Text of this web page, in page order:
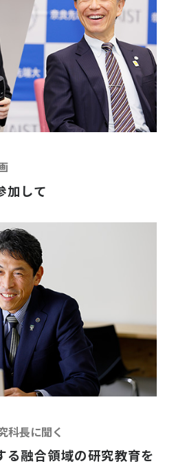
加して
科長に聞く
る融合領域の研究教育を